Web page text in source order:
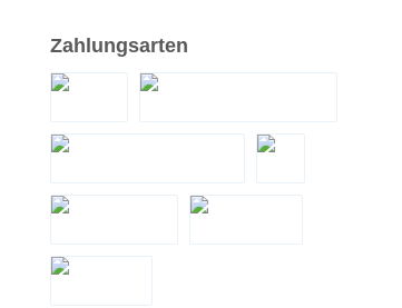
Zahlungsarten
PayPal Santander Teilzahlung
Zahlung bei Abholung
LeaseMyBike